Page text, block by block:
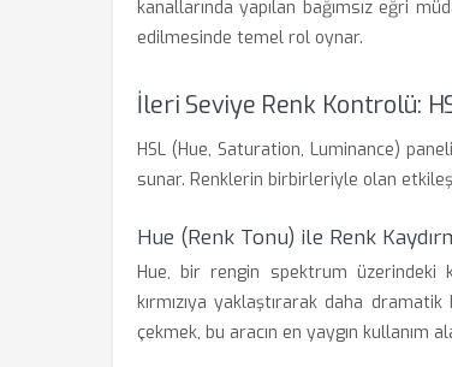
kanallarında yapılan bağımsız eğri
edilmesinde temel rol oynar.
İleri Seviye Renk Kontrolü:
HSL (Hue, Saturation, Luminance)
sunar. Renklerin birbirleriyle olan
Hue (Renk Tonu) ile Renk
Hue, bir rengin spektrum üzerindeki
kırmızıya yaklaştırarak daha
çekmek, bu aracın en yaygın kullanım